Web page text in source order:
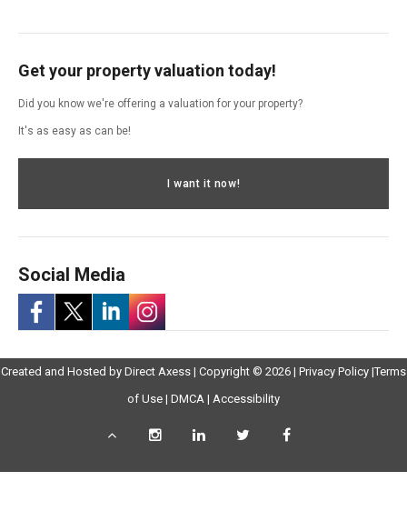
Get your property valuation today!
Did you know we're offering a valuation for your property?
It's as easy as can be!
I want it now!
Social Media
Created and Hosted by Direct AxessOpens
in
| Copyright © 2026 | Privacy PolicyOpens
|Terms
of UseOpens
| DMCA Opens
| AccessibilityOpens
in
Scroll
InstagramLinkedInTwitter
Facebook